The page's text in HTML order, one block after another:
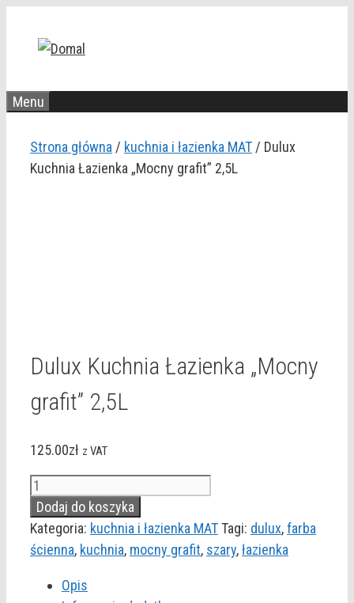
Menu
Strona główna / kuchnia i łazienka MAT / Dulux
Kuchnia Łazienka „Mocny grafit” 2,5L
Dulux Kuchnia Łazienka „Mocny
grafit” 2,5L
125.00zł z VAT
ilość
Dulux
Kuchnia
Łazienka
grafit"
Dodaj do koszyka
Kategoria: kuchnia i łazienka MATTagi: dulux,farba
ścienna, kuchnia, mocny grafit, szary,łazienka
Opis